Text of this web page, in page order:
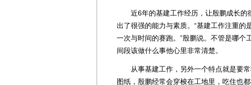
近6年的基建工作经历，让殷鹏成长的
出了很强的能力与素质。“基建工作注重的
一次与时间的赛跑。”殷鹏说。不管是哪
间段该做什么事他心里非常清楚。
从事基建工作，另外一个特点就是要常
图纸，殷鹏经常会穿梭在工地里，吃住也